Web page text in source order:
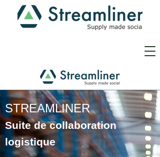
STREAMLINER
Suite de collaboration
logistique